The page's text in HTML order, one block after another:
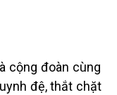
cộng đoàn cùng
đệ, thắt chặt